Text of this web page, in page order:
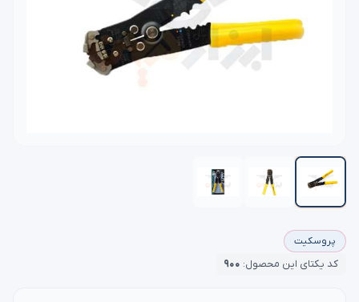
پروسکیت
کد یکتای این محصول: ۹۰۰